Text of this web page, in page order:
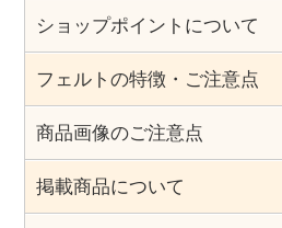
ショップポイントについて
フェルトの特徴・ご注意点
商品画像のご注意点
掲載商品について